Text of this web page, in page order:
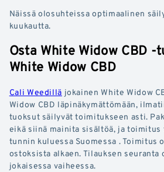
Näissä olosuhteissa optimaalinen
kuukautta.
Osta White Widow CBD
White Widow CBD
Cali Weedillä jokainen White Widow
Widow CBD läpinäkymättömään,
tuoksut säilyvät toimitukseen asti.
eikä siinä mainita sisältöä, ja
tunnin kuluessa Suomessa . Toimitus
ostoksista alkaen. Tilauksen seuranta
jokaisessa vaiheessa.